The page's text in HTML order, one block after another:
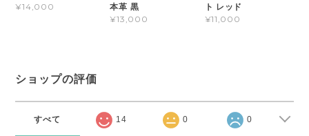
¥14,000
本革 黒
¥13,000
ト レッド
¥11,000
ショップの評価
すべて 14 0 0